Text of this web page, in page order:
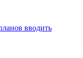
вводить